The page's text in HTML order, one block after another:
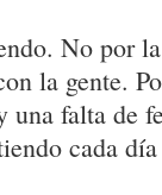
No por
la gente.
falta de
cada